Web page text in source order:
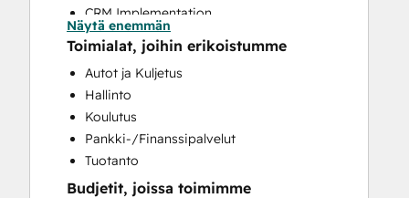
CRM Implementation
CRM Migration
Custom API Integrations
Customer Marketing
Customer Success Training
Customer Support Training
Email Marketing
Full Inbound Marketing Services
HubSpot Onboarding
Näytä enemmän
Toimialat, joihin erikoistumme
Autot ja Kuljetus
Hallinto
Koulutus
Pankki-/Finanssipalvelut
Tuotanto
Budjetit, joissa toimimme